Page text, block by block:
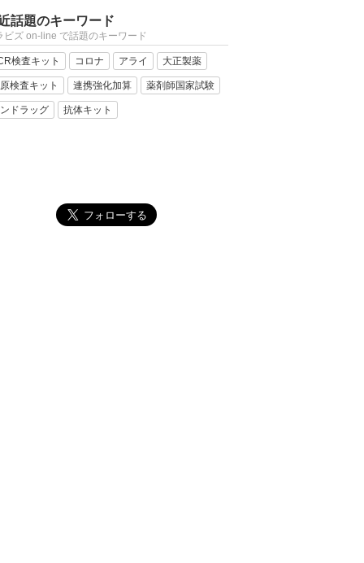
話題のキーワード
ビズ on-line で話題のキーワード
検査キット コロナ アライ 大正製薬
検査キット 連携強化加算 薬剤師国家試験
ドラッグ 抗体キット